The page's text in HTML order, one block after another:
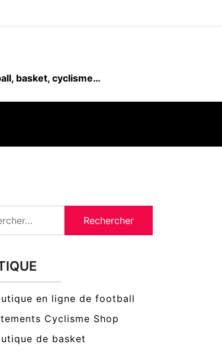
basket, cyclisme…
en ligne de football
Cyclisme Shop
de basket